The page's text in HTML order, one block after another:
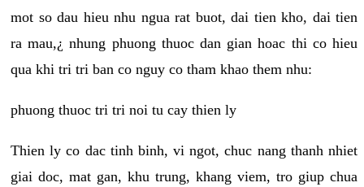
mot so dau hieu nhu ngua rat buot, dai tien kho, dai tien
ra mau,¿ nhung phuong thuoc dan gian hoac thi co hieu
qua khi tri tri ban co nguy co tham khao them nhu:
phuong thuoc tri tri noi tu cay thien ly
Thien ly co dac tinh binh, vi ngot, chuc nang thanh nhiet
giai doc, mat gan, khu trung, khang viem, tro giup chua